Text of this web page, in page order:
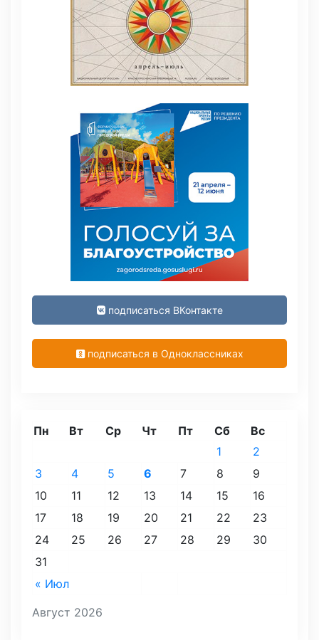
подписаться ВКонтакте
подписаться в Одноклассниках
Август 2026
Пн Вт Ср Чт Пт Сб Вс
« Июл
1
2
3
4 5 6 7 8
9
10
11 12 13 14 15
16
17
18 19 20 21 22
23
24
25 26 27 28 29
30
31